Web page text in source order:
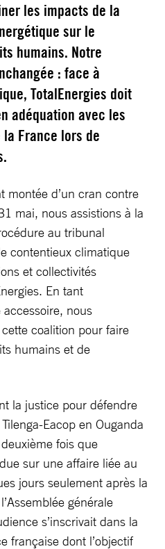
les impacts de la
sur le
humains. Notre
: face à
TotalEnergies doit
adéquation avec les
France lors de
montée d’un cran contre
mai, nous assistions à la
au tribunal
contentieux climatique
et collectivités
En tant
accessoire, nous
coalition pour faire
humains et de
la justice pour défendre
Eacop en Ouganda
fois que
sur une affaire liée au
jours seulement après la
générale
s’inscrivait dans la
française dont l’objectif